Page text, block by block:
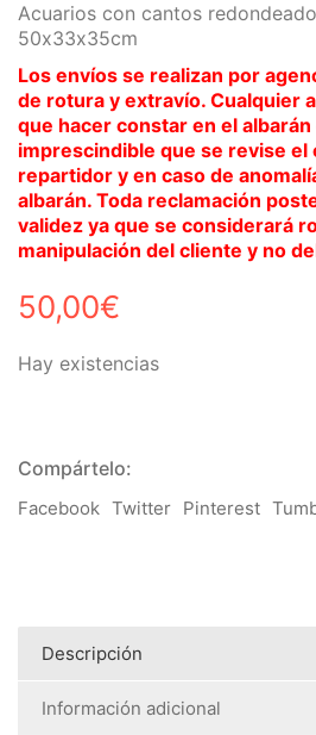
Acuarios con cantos
50x33x35cm
Los envíos se realizan por
de rotura y extravío. Cualquier
que hacer constar en el
imprescindible que se revise
repartidor y en caso de
albarán. Toda reclamación
validez ya que se considerará
manipulación del cliente y no
50,00€
Hay existencias
Compártelo:
Facebook Twitter Pinterest
Descripción
Información adicional